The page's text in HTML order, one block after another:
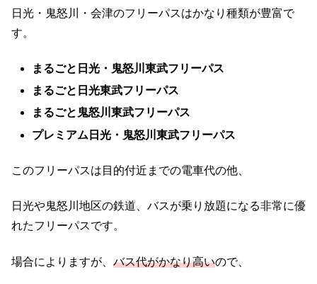
日光・鬼怒川・会津のフリーパスはかなり種類が豊富で
す。
まるごと日光・鬼怒川東武フリーパス
まるごと日光東武フリーパス
まるごと鬼怒川東武フリーパス
プレミアム日光・鬼怒川東武フリーパス
このフリーパスは目的付近までの電車代の他、
日光や鬼怒川地区の鉄道、バスが乗り放題になる非常に優
れたフリーパスです。
場合によりますが、 バス代がかなり高いので、